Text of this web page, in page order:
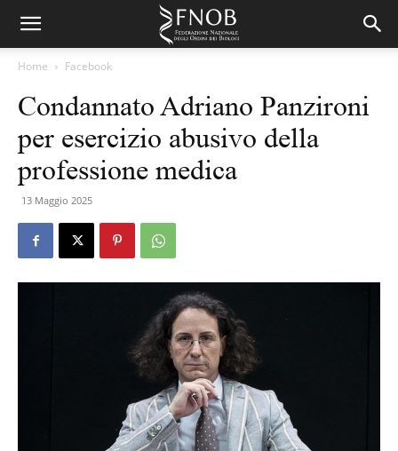
Home Facebook
Condannato Adriano Panzironi
per esercizio abusivo della
professione medica
13 Maggio 2025